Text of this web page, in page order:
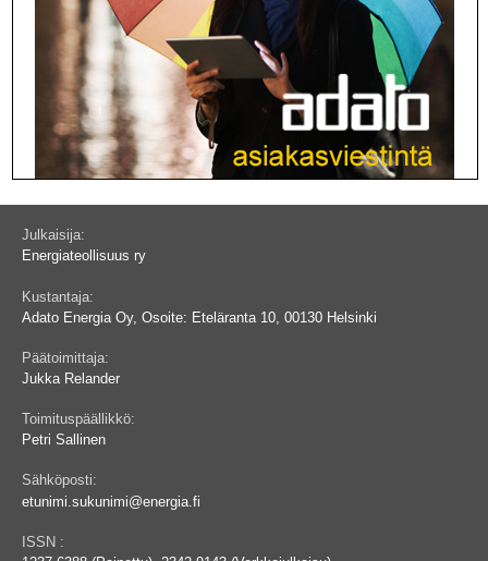
Julkaisija:
Energiateollisuus ry
Kustantaja:
Adato Energia Oy, Osoite: Eteläranta 10, 00130 Helsinki
Päätoimittaja:
Jukka Relander
Toimituspäällikkö:
Petri Sallinen
Sähköposti:
etunimi.sukunimi@energia.fi
ISSN :